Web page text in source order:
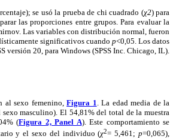
se usó la prueba de chi cuadrado (χ2) para
las proporciones entre grupos. Para evaluar la
Las variables con distribución normal, fueron
significativos cuando p<0,05. Los datos
versión 20, para Windows (SPSS Inc. Chicago, IL).
al sexo femenino,Figura 1. La edad media de la
masculino). El 54,81% del total de la muestra
(Figura 2, Panel A). Este comportamiento se
y el sexo del individuo (χ2= 5,461;p=0,065),